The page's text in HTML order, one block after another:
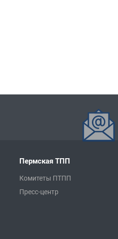
Пермская ТПП
Комитеты ПТПП
Пресс-центр